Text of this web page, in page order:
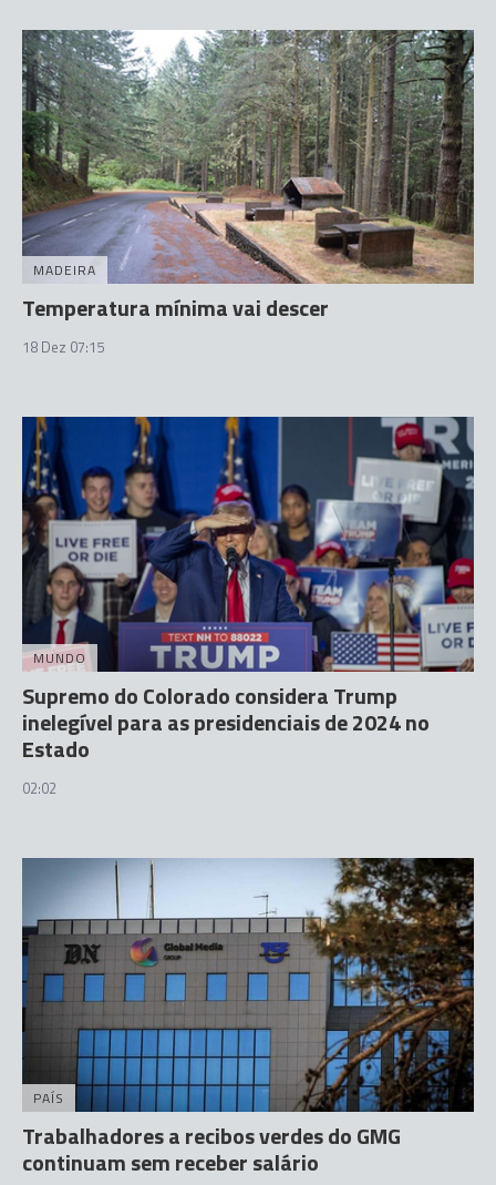
MADEIRA
Temperatura mínima vai descer
18 Dez 07:15
MUNDO
Supremo do Colorado considera Trump
inelegível para as presidenciais de 2024 no
Estado
02:02
PAÍS
Trabalhadores a recibos verdes do GMG
continuam sem receber salário